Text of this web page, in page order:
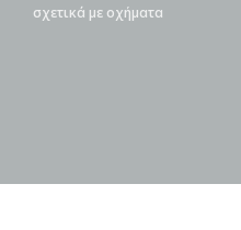
σχετικά με οχήματα